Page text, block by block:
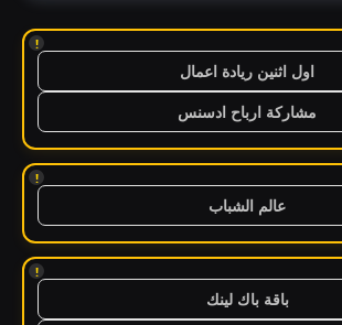
!
اول اثنين ريادة اعمال
مشاركة ارباح ادسنس
!
عالم الشباب
!
باقة باك لينك